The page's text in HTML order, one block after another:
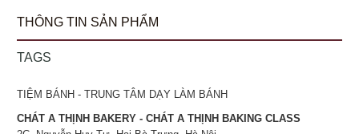
THÔNG TIN SẢN PHẨM
TAGS
TIỆM BÁNH - TRUNG TÂM DẠY LÀM BÁNH
CHÁT A THỊNH BAKERY - CHÁT A THỊNH BAKING CLASS